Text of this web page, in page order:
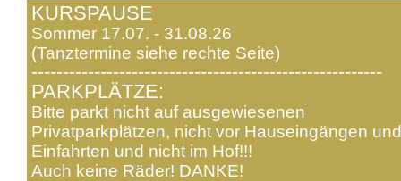
KURSPAUSE
Sommer 17.07. - 31.08.26
(Tanztermine siehe rechte Seite)
--------------------------------------------------------
PARKPLÄTZE:
Bitte parkt nicht auf ausgewiesenen
Privatparkplätzen, nicht vor Hauseingängen und
Einfahrten und nicht im Hof!!!
Auch keine Räder! DANKE!